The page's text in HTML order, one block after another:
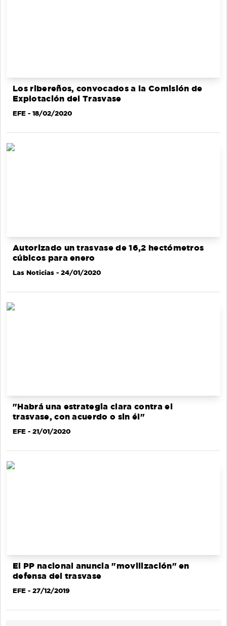
Los ribereños, convocados a la Comisión de
Explotación del Trasvase
EFE - 18/02/2020
Autorizado un trasvase de 16,2 hectómetros
cúbicos para enero
Las Noticias - 24/01/2020
"Habrá una estrategia clara contra el
trasvase, con acuerdo o sin él"
EFE - 21/01/2020
El PP nacional anuncia "movilización" en
defensa del trasvase
EFE - 27/12/2019